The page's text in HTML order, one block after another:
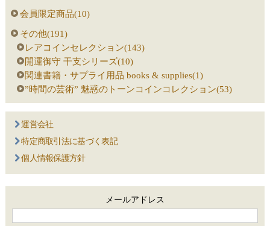
会員限定商品(10)
その他(191)
レアコインセレクション(143)
開運御守 干支シリーズ(10)
関連書籍・サプライ用品 books & supplies(1)
”時間の芸術” 魅惑のトーンコインコレクション(53)
運営会社
特定商取引法に基づく表記
個人情報保護方針
メールアドレス